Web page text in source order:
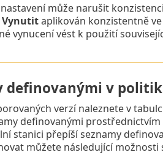
může narušit
Vynutitaplikován konzistentně ve
vynucení vést k použití
definovanými v
verzí naleznete v
definovanými
stanici přepíší seznamy
můžete následující možnosti